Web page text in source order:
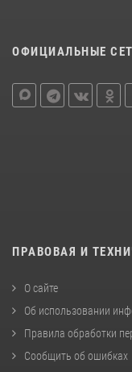
ОФИЦИАЛЬНЫЕ
ПРАВОВАЯ И
О сайте
Об использовании
Правила обработки
Сообщить об ошибках